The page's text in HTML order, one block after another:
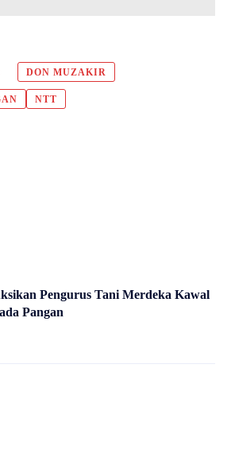
DON MUZAKIR
NTT
Pengurus Tani Merdeka Kawal
Pangan